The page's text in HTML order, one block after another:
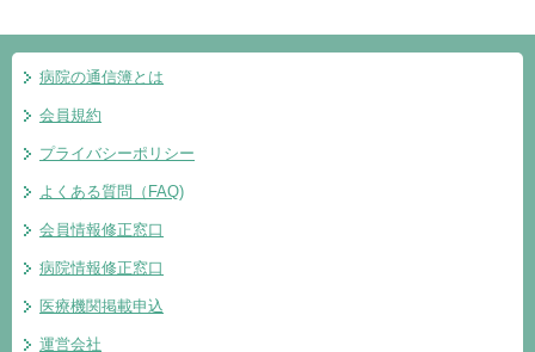
病院の通信簿とは
会員規約
プライバシーポリシー
よくある質問（FAQ)
会員情報修正窓口
病院情報修正窓口
医療機関掲載申込
運営会社